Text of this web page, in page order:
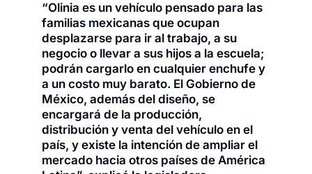
“Olinia es un vehículo pensado para las
familias mexicanas que ocupan
desplazarse para ir al trabajo, a su
negocio o llevar a sus hijos a la escuela;
podrán cargarlo en cualquier enchufe y
a un costo muy barato. El Gobierno de
México, además del diseño, se
encargará de la producción,
distribución y venta del vehículo en el
país, y existe la intención de ampliar el
mercado hacia otros países de América